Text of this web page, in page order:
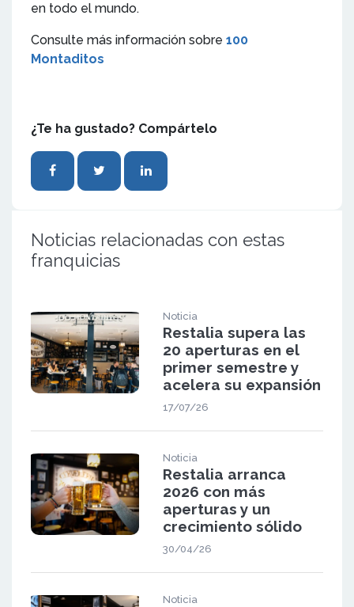
en todo el mundo.
Consulte más información sobre 100
Montaditos
¿Te ha gustado? Compártelo
Noticias relacionadas con estas
franquicias
Noticia
Restalia supera las
20 aperturas en el
primer semestre y
acelera su expansión
17/07/26
Noticia
Restalia arranca
2026 con más
aperturas y un
crecimiento sólido
30/04/26
Noticia